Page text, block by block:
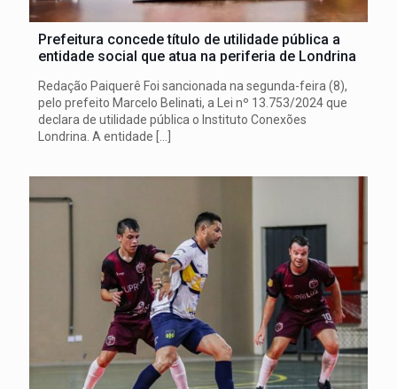
Prefeitura concede título de utilidade pública a
entidade social que atua na periferia de Londrina
Redação Paiquerê Foi sancionada na segunda-feira (8),
pelo prefeito Marcelo Belinati, a Lei nº 13.753/2024 que
declara de utilidade pública o Instituto Conexões
Londrina. A entidade […]